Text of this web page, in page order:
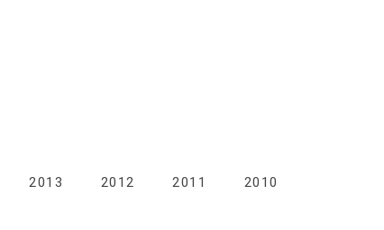
2013 2012 2011 2010